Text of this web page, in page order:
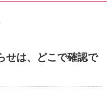
せは、どこで確認で